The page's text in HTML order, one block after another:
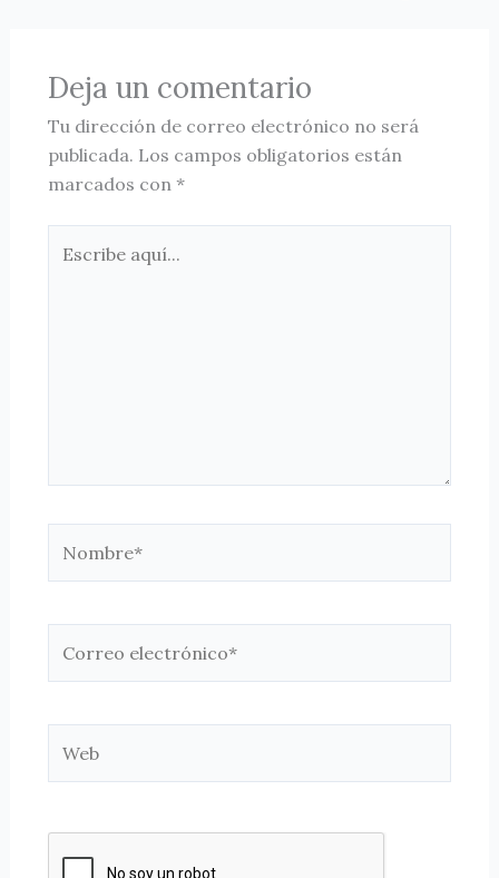
Deja un comentario
Tu dirección de correo electrónico no será
publicada. Los campos obligatorios están
marcados con *
aquí...
electrónico*